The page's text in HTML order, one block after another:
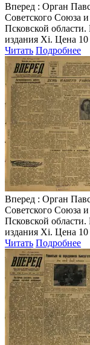
Вперед : Орган
Советского Союза
Псковской
издания Xi. Цена 10
Читать Подробнее
Вперед : Орган
Советского Союза
Псковской
издания Xi. Цена 10
Читать Подробнее